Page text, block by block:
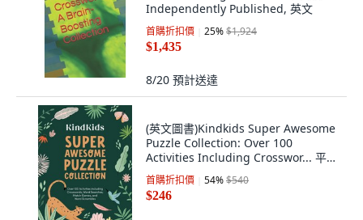
Independently Published, 英文
首購折扣價 25%$1,924
$1,435
8/20 預計送達
(英文圖書)Kindkids Super Awesome
Puzzle Collection: Over 100
Activities Including Crosswor... 平裝
版, Better Day Books, 英文
首購折扣價 54%$540
$246